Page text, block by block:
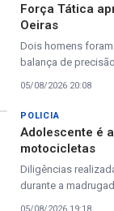
Força Tática
Oeiras
Dois homens
balança de
05/08/2026 20:08
POLICIA
Adolescente é
motocicletas
Diligências
durante a
05/08/2026 19:18